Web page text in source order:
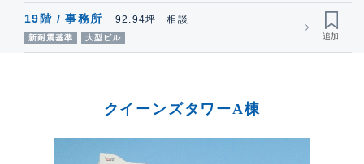
19階 / 事務所 92.94坪 相談
新耐震基準 大型ビル
クイーンズタワーA棟